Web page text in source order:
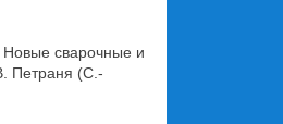
Новые сварочные и
Петраня (С.-